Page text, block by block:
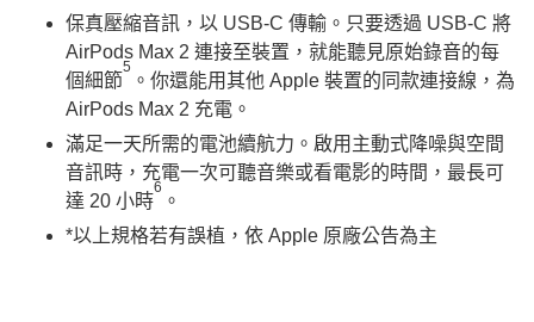
保真壓縮音訊，以 USB-C 傳輸。只要透過 USB-C 將
AirPods Max 2 連接至裝置，就能聽見原始錄音的每
個細節
5
。你還能用其他 Apple 裝置的同款連接線，為
AirPods Max 2 充電。
滿足一天所需的電池續航力。啟用主動式降噪與空間
音訊時，充電一次可聽音樂或看電影的時間，最長可
達 20 小時
6
。
*以上規格若有誤植，依 Apple 原廠公告為主